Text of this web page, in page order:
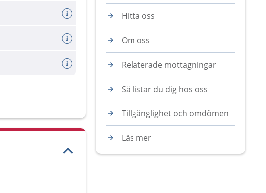
Hitta oss
Om oss
Relaterade mottagningar
Så listar du dig hos oss
Tillgänglighet och omdömen
Läs mer